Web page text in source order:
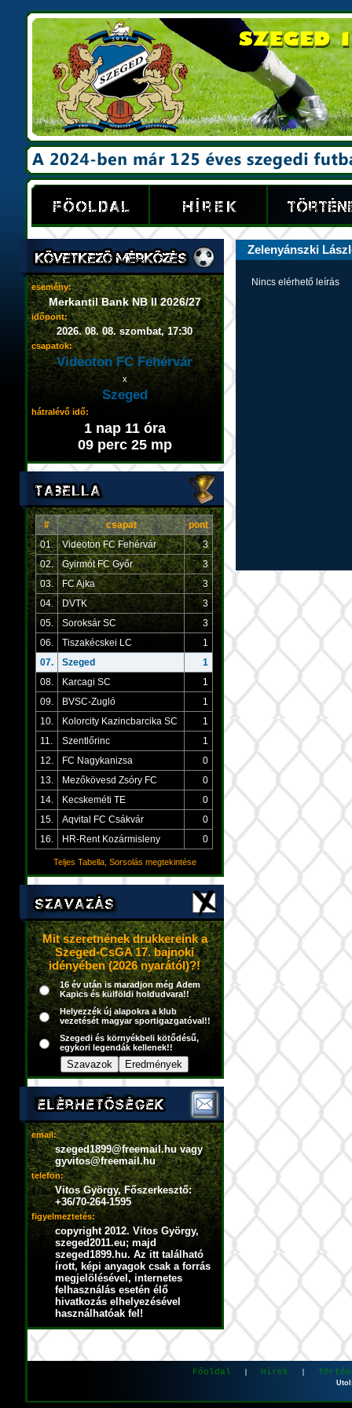
esemény:
Merkantil Bank NB II 2026/27
időpont:
2026. 08. 08. szombat, 17:30
csapatok:
Videoton FC Fehérvár
x
Szeged
hátralévő idő:
1 nap 11 óra
09 perc 25 mp
# csapat
pont
01.
Videoton FC Fehérvár
3
02.
Gyirmót FC Győr
3
03.
FC Ajka
3
04.
DVTK
3
05.
Soroksár SC
3
06.
Tiszakécskei LC
1
07.
Szeged
1
08.
Karcagi SC
1
09.
BVSC-Zugló
1
10.
Kolorcity Kazincbarcika SC
1
11.
Szentlőrinc
1
12.
FC Nagykanizsa
0
13.
Mezőkövesd Zsóry FC
0
14.
Kecskeméti TE
0
15.
Aqvital FC Csákvár
0
16.
HR-Rent Kozármisleny 0
Teljes Tabella, Sorsolás megtekintése
Mit szeretnének drukkereink a
Szeged-CsGA 17. bajnoki
idényében (2026 nyarától)?!
16 év után is maradjon még Adem
Kapics és külföldi holdudvara!!
Helyezzék új alapokra a klub
vezetését magyar sportigazgatóval!!
Szegedi és környékbeli kötődésű,
egykori legendák kellenek!!
email:
szeged1899@freemail.hu vagy
gyvitos@freemail.hu
telefon:
Vitos György, Főszerkesztő:
+36/70-264-1595
figyelmeztetés:
copyright 2012. Vitos György,
szeged2011.eu; majd
szeged1899.hu. Az itt található
írott, képi anyagok csak a forrás
megjelölésével, internetes
felhasználás esetén élő
hivatkozás elhelyezésével
használhatóak fel!
Zelenyánszki
Nincs elérhető leírás
Főoldal Hírek